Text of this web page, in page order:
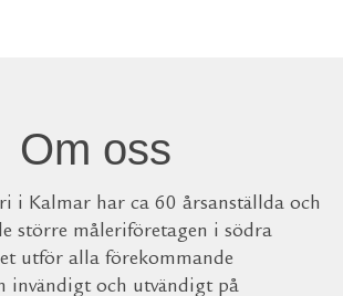
Om oss
i Kalmar har ca 60 årsanställda och
större måleriföretagen i södra
utför alla förekommande
invändigt och utvändigt på